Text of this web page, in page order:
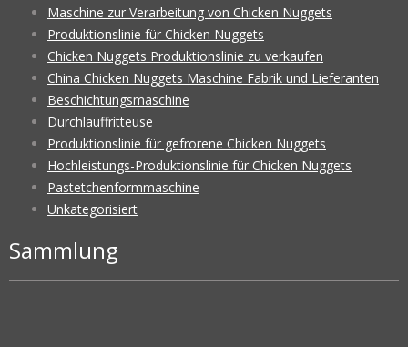
Maschine zur Verarbeitung von Chicken Nuggets
Produktionslinie für Chicken Nuggets
Chicken Nuggets Produktionslinie zu verkaufen
China Chicken Nuggets Maschine Fabrik und Lieferanten
Beschichtungsmaschine
Durchlauffritteuse
Produktionslinie für gefrorene Chicken Nuggets
Hochleistungs-Produktionslinie für Chicken Nuggets
Pastetchenformmaschine
Unkategorisiert
Sammlung